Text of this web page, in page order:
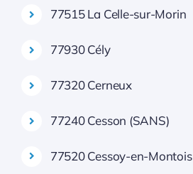
77515 La Celle-sur-Morin
77930 Cély
77320 Cerneux
77240 Cesson (SANS)
77520 Cessoy-en-Montois